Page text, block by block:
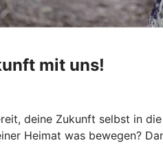
mit uns!
deine Zukunft selbst in
Heimat was bewegen?